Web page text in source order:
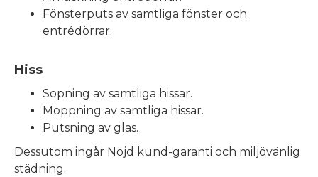
Fönsterputs av samtliga fönster och
entrédörrar.
Hiss
Sopning av samtliga hissar.
Moppning av samtliga hissar.
Putsning av glas.
Dessutom ingår Nöjd kund-garanti och miljövänlig
städning.